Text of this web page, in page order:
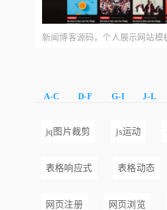
新闻博客源码，个人展示网站模
A-C D-F G-I J-L
jq图片裁剪 js运动
表格响应式 表格动态
网页注册 网页浏览